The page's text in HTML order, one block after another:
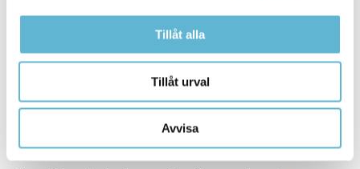
Tillåt alla
Tillåt urval
Avvisa
Fax: 0456-82 22 00